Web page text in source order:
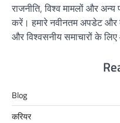
राजनीति, विश्व मामलों और
करें। हमारे नवीनतम अपडेट और
और विश्वसनीय समाचारों के
Blog
करियर